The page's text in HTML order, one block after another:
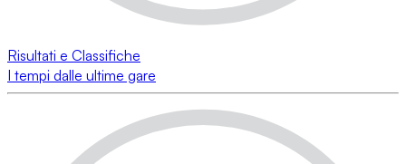
Risultati e Classifiche
I tempi dalle ultime gare